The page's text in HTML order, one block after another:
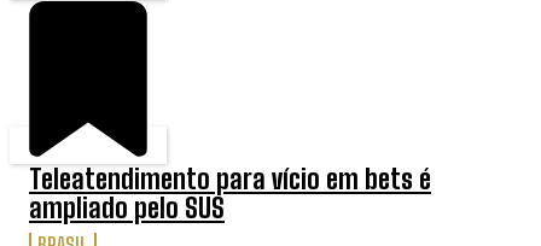
Teleatendimento para vício em bets é
ampliado pelo SUS